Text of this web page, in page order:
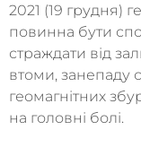
2021 (19 грудня)
повинна бути
страждати від
втоми, занепаду
геомагнітних
на головні болі.